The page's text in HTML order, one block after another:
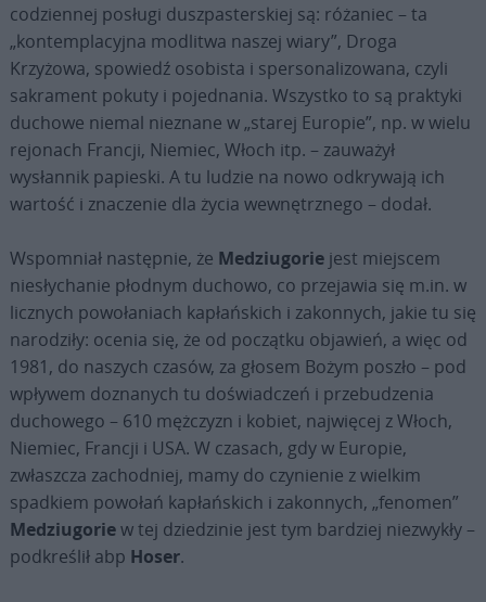
codziennej posługi duszpasterskiej są: różaniec – ta
„kontemplacyjna modlitwa naszej wiary”, Droga
Krzyżowa, spowiedź osobista i spersonalizowana, czyli
sakrament pokuty i pojednania. Wszystko to są praktyki
duchowe niemal nieznane w „starej Europie”, np. w wielu
rejonach Francji, Niemiec, Włoch itp. – zauważył
wysłannik papieski. A tu ludzie na nowo odkrywają ich
wartość i znaczenie dla życia wewnętrznego – dodał.
Wspomniał następnie, że Medziugoriejest miejscem
niesłychanie płodnym duchowo, co przejawia się m.in. w
licznych powołaniach kapłańskich i zakonnych, jakie tu się
narodziły: ocenia się, że od początku objawień, a więc od
1981, do naszych czasów, za głosem Bożym poszło – pod
wpływem doznanych tu doświadczeń i przebudzenia
duchowego – 610 mężczyzn i kobiet, najwięcej z Włoch,
Niemiec, Francji i USA. W czasach, gdy w Europie,
zwłaszcza zachodniej, mamy do czynienie z wielkim
spadkiem powołań kapłańskich i zakonnych, „fenomen”
Medziugoriew tej dziedzinie jest tym bardziej niezwykły –
podkreślił abp Hoser.